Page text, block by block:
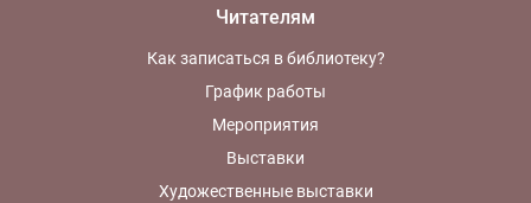
Читателям
Как записаться в библиотеку?
График работы
Мероприятия
Выставки
Художественные выставки